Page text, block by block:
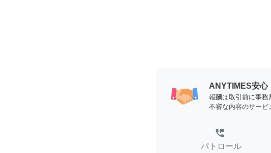
ANYTIMES安心
報酬は取引前に事務
不審な内容のサービ
perm_phone_msg
パトロール